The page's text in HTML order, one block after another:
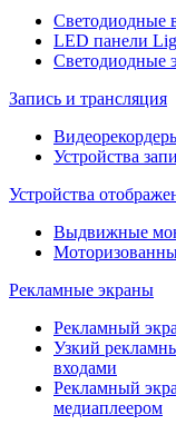
Светодиодные
LED панели
Светодиодные
Запись и трансляция
Устройства
Устройства
Выдвижные
Рекламные экраны
Рекламный
Узкий
входами
Рекламный
медиаплеером